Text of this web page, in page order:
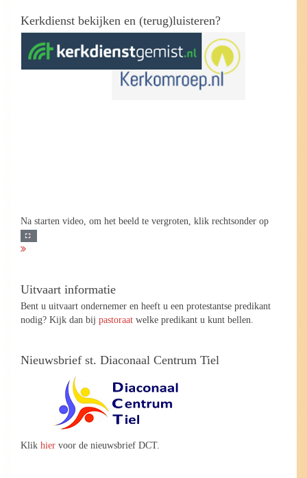
Kerkdienst bekijken en (terug)luisteren?
Na starten video, om het beeld te vergroten, klik rechtsonder op
Uitvaart informatie
Bent u uitvaart ondernemer en heeft u een protestantse predikant
nodig? Kijk dan bij pastoraat welke predikant u kunt bellen.
Nieuwsbrief st. Diaconaal Centrum Tiel
Klik hier voor de nieuwsbrief DCT.